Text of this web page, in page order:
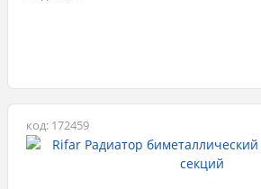
код: 172459